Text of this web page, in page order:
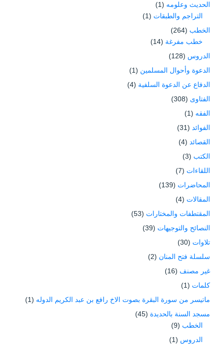
الحديث وعلومه (1)
التراجم والطبقات (1)
الخطب (264)
خطب مفرغة (14)
الدروس (128)
الدعوة وأحوال المسلمين (1)
الدفاع عن الدعوة السلفية (4)
الفتاوى (308)
الفقه (1)
الفوائد (31)
القصائد (4)
الكتب (3)
اللقاءات (7)
المحاضرات (139)
المقالات (4)
المقتطفات والمختارات (53)
النصائح والتوجيهات (39)
تلاوات (30)
سلسلة فتح المنان (2)
غير مصنف (16)
كلمات (1)
ماتيسر من سورة البقرة بصوت الاخ رافع بن عبد الكريم الدوله (1)
مسجد السنة بالحديدة (45)
الخطب (9)
الدروس (1)